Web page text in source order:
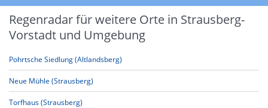
Regenradar für weitere Orte in Strausberg-
Vorstadt und Umgebung
Pohrtsche Siedlung (Altlandsberg)
Neue Mühle (Strausberg)
Torfhaus (Strausberg)